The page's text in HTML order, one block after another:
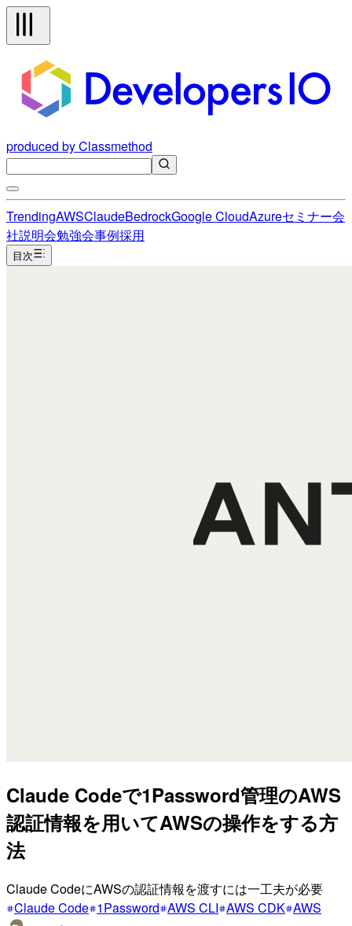
produced by Classmethod
TrendingAWSClaudeBedrockGoogle CloudAzureセミナー会
社説明会勉強会事例採用
目次
Claude Codeで1Password管理のAWS
認証情報を用いてAWSの操作をする方
法
Claude CodeにAWSの認証情報を渡すには一工夫が必要
Claude Code 1Password AWS CLI AWS CDK AWS